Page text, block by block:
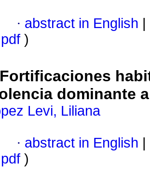
· abstract in English
pdf )
Fortificaciones
dominante
Levi, Liliana
· abstract in English
pdf )